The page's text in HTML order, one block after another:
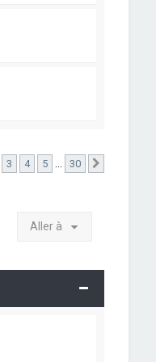
30
3 4 5 … 30
Aller à